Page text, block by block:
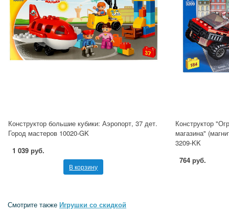
Конструктор большие кубики: Аэропорт, 37 дет.
Город мастеров 10020-GK
1 039 руб.
В корзину
Конструктор
магазина"
3209-KK
764 руб.
Смотрите также Игрушки со скидкой